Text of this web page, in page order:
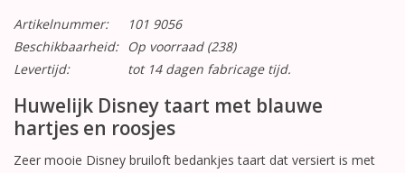
Artikelnummer:
101 9056
Beschikbaarheid:
Op voorraad(238)
Levertijd:
tot 14 dagen fabricage tijd.
Huwelijk Disney taart met blauwe
hartjes en roosjes
Zeer mooie Disney bruiloft bedankjes taart dat versiert is met